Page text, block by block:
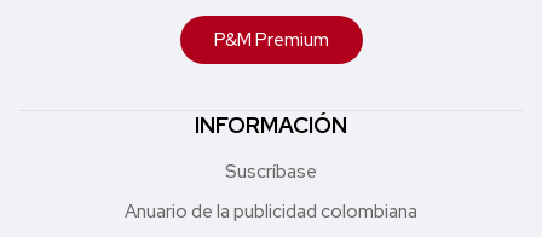
P&M Premium
INFORMACIÓN
Suscríbase
Anuario de la publicidad colombiana